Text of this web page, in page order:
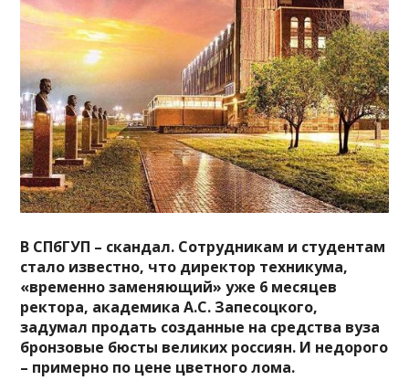
В СПбГУП – скандал. Сотрудникам и студентам
стало известно, что директор техникума,
«временно заменяющий» уже 6 месяцев
ректора, академика А.С. Запесоцкого,
задумал продать созданные на средства вуза
бронзовые бюсты великих россиян. И недорого
– примерно по цене цветного лома.